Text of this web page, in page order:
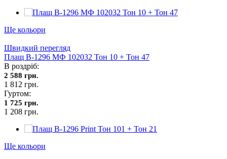
Ще кольори
Швидкий перегляд
Плащ В-1296 МФ 102032 Тон 10 + Тон 47
В роздріб:
2 588 грн.
1 812 грн.
Гуртом:
1 725 грн.
1 208 грн.
Ще кольори